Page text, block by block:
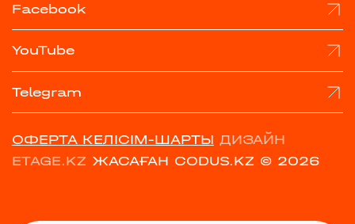
Facebook
YouTube
Telegram
ОФЕРТА КЕЛІСІМ-ШАРТЫ ДИЗАЙН
ETAGE.KZ ЖАСАҒАН CODUS.KZ © 2026